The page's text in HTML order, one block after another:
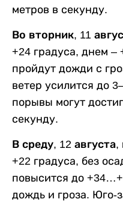
метров в секунду.
Во вторник, 11
+24 градуса, днем
пройдут дожди с
ветер усилится до
порывы могут
секунду.
В среду, 12 августа,
+22 градуса, без
повысится до
дождь и гроза. Юго-